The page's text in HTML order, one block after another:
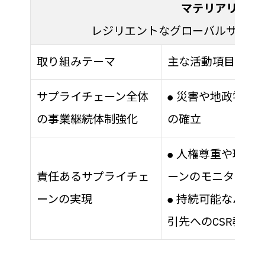
マテリアリティ
レジリエントなグローバルサプラ
取り組みテーマ 主な活動項目
サプライチェーン全体
の事業継続体制強化
● 災害や地政学リ
の確立
責任あるサプライチェ
ーンの実現
● 人権尊重や環境
ーンのモニタリン
● 持続可能なパー
引先へのCSR教育